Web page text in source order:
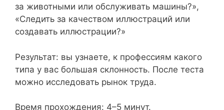
за животными или обслуживать машины?»,
«Следить за качеством иллюстраций или
создавать иллюстрации?»
Результат: вы узнаете, к профессиям какого
типа у вас большая склонность. После теста
можно исследовать рынок труда.
Время прохождения: 4–5 минут.